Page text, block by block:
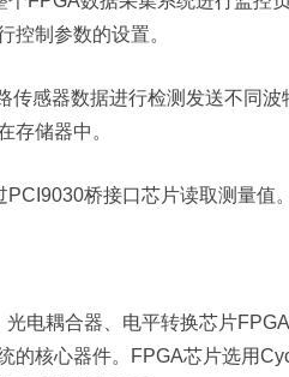
控制参数的设置。
感器数据进行检测发送不同波
存储器中。
桥接口芯片读取测量值。
耦合器、电平转换芯片
的核心器件。FPGA芯片选用